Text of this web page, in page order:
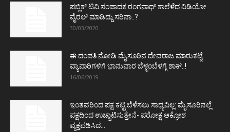
ಪಬ್ಲಿಕ್ ಟಿವಿ ಸಂಪಾದಕ ರಂಗನಾಥ್ ಕಾಲೆಳೆದ ವಿಡಿಯೋ
ವೈರಲ್ ಮಾಡಿದ್ದು ಸರಿನಾ..?
30/03/2020
ಈ ದಂಪತಿ ನೋಡಿ ಮೈಸೂರಿನ ದೇವರಾಜ ಮಾರುಕಟ್ಟೆ
ವ್ಯಾಪಾರಿಗಳಿಗೆ ಭಾನುವಾರ ಬೆಳ್ಳಂಬೆಳಗ್ಗೆ ಶಾಕ್..!
16/06/2019
ಇಂತವರಿಂದ ಪಕ್ಷ ಕಟ್ಟಿ ಬೆಳೆಸಲು ಸಾಧ್ಯವಿಲ್ಲ: ಮೈಸೂರಿನಲ್ಲೆ
ಪಕ್ಷದಿಂದ ಉಚ್ಚಾಟಿಸುತ್ತೇನೆ- ಪರೋಕ್ಷ ಆಕ್ರೋಶ
ವ್ಯಕ್ತಪಡಿಸಿದ...